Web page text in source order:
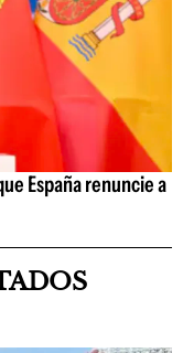
España renuncie a